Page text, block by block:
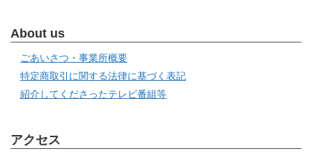
About us
ごあいさつ・事業所概要
特定商取引に関する法律に基づく表記
紹介してくださったテレビ番組等
アクセス